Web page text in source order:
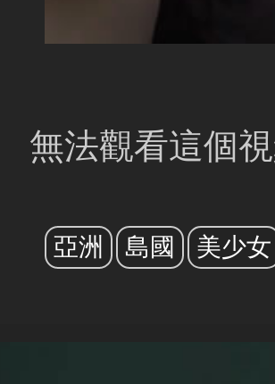
無法觀看這個
亞洲 島國 美少女